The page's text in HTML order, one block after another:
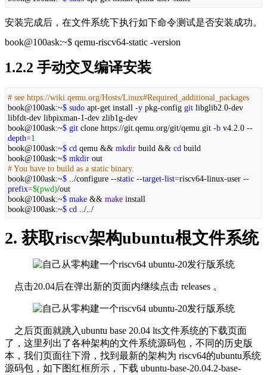
安装完成后，在文件系统下执行如下命令测试是否安装成功。
book@100ask:~$ qemu-riscv64-static -version
1.2.2 手动交叉编译安装
# see https://wiki.qemu.org/Hosts/Linux#Required_additional_packages
book@100ask:~$ sudo apt-get install -y pkg-config git libglib2.0-dev
libfdt-dev libpixman-1-dev zlib1g-dev
book@100ask:~$ git clone https://git.qemu.org/git/qemu.git -b v4.2.0 --
depth=1
book@100ask:~$ cd qemu && mkdir build && cd build
book@100ask:~$ mkdir out
# You have to build as a static binary.
book@100ask:~$ ../configure --static --target-list=riscv64-linux-user --
prefix=$(pwd)/out
book@100ask:~$ make && make install
book@100ask:~$ cd ../../
2. 获取riscv架构ubuntu根文件系统
点击20.04后在弹出新的页面内继续点击 releases 。
了，这里列出了各种架构的文件系统源码包，不同的历史版
本，我们页面往下滑，找到最新的架构为 riscv64的ubuntu系统
源码包，如下图红框所示，下载 ubuntu-base-20.04.2-base-